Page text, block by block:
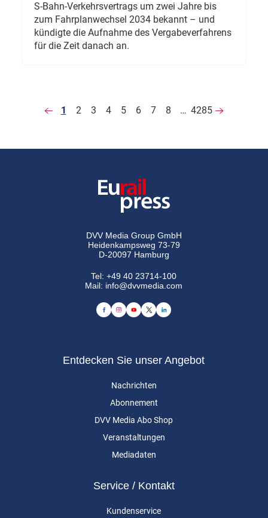
S-Bahn-Verkehrsvertrags um zwei Jahre bis
zum Fahrplanwechsel 2034 bekannt – und
kündigte die Aufnahme des Vergabeverfahrens
für die Zeit danach an.
1 2 3 4 5 6 7 8 … 4285
DVV Media Group GmbH
Heidenkampsweg 73-79
D-20097 Hamburg
Tel:+49 40 23714-100
Mail: info@dvvmedia.com
Entdecken Sie unser Angebot
Nachrichten
Abonnement
DVV Media Abo Shop
Veranstaltungen
Mediadaten
Service / Kontakt
Kundenservice